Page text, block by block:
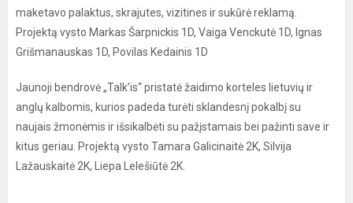
maketavo palaktus, skrajutes, vizitines ir sukūrė reklamą.
Projektą vysto Markas Šarpnickis 1D, Vaiga Venckutė 1D, Ignas
Grišmanauskas 1D, Povilas Kedainis 1D
Jaunoji bendrovė „Talk’is“ pristatė žaidimo korteles lietuvių ir
anglų kalbomis, kurios padeda turėti sklandesnį pokalbį su
naujais žmonėmis ir išsikalbėti su pažįstamais bei pažinti save ir
kitus geriau. Projektą vysto Tamara Galicinaitė 2K, Silvija
Lažauskaitė 2K, Liepa Lelešiūtė 2K.